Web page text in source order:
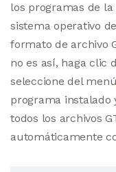
los programas de
sistema operativo
formato de archivo
no es así, haga clic
seleccione del menú
programa instalado
todos los archivos
automáticamente